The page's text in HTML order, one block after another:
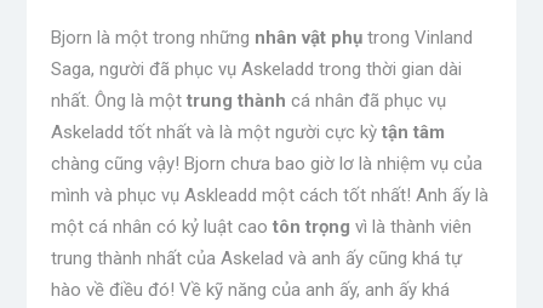
Bjorn là một trong những nhân vật phụ trong Vinland
Saga, người đã phục vụ Askeladd trong thời gian dài
nhất. Ông là một trung thành cá nhân đã phục vụ
Askeladd tốt nhất và là một người cực kỳ tận tâm
chàng cũng vậy! Bjorn chưa bao giờ lơ là nhiệm vụ của
mình và phục vụ Askleadd một cách tốt nhất! Anh ấy là
một cá nhân có kỷ luật cao tôn trọng vì là thành viên
trung thành nhất của Askelad và anh ấy cũng khá tự
hào về điều đó! Về kỹ năng của anh ấy, anh ấy khá